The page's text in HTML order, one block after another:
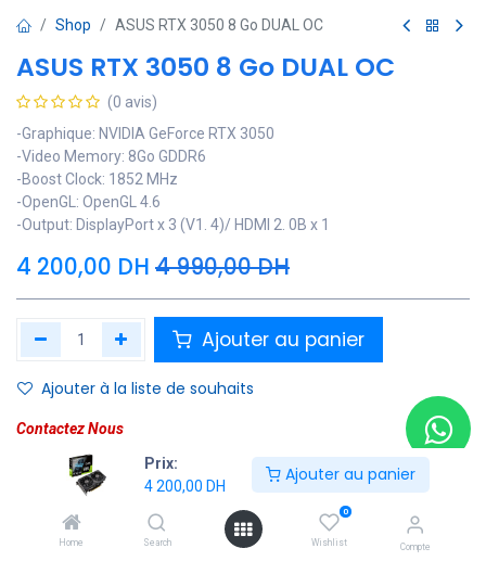
Prix:
4 200,00 DH
Ajouter au panier
Home Search
0
Wishlist Compte
Shop ASUS RTX 3050 8 Go DUAL OC
ASUS RTX 3050 8 Go DUAL OC
(0 avis)
-Graphique: NVIDIA GeForce RTX 3050
-Video Memory: 8Go GDDR6
-Boost Clock: 1852 MHz
-OpenGL: OpenGL 4.6
-Output: DisplayPort x 3 (V1. 4)/ HDMI 2. 0B x 1
4 200,00 DH 4 990,00DH
Ajouter au panier
Ajouter à la liste de souhaits
Contactez Nous
Soyez averti lorsque le produit est de nouveau en stock
Enregistrer pour plus tard